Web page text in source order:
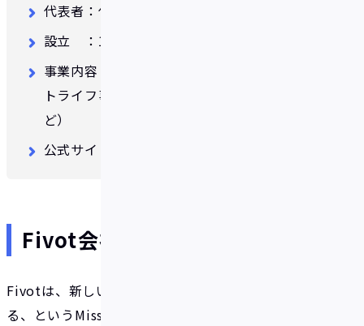
代表者：代表取締役社長 前田 義晃
設立 ：1992年7月1日
事業内容：コンシューマ通信事業、スマー
トライフ事業、その他の事業（法人通信な
ど）
公式サイト：
Fivot会社概要
Fivotは、新しい産業構造に新しいお金の流れを作
る、というMissionのもと2019年に創業した、チャ